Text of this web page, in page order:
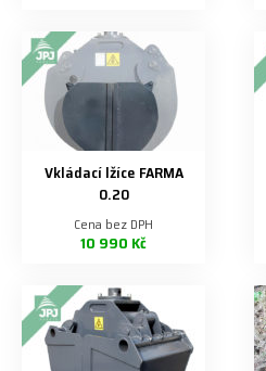
Vkládací lžíce FARMA
0.20
Cena bez DPH
10 990 Kč